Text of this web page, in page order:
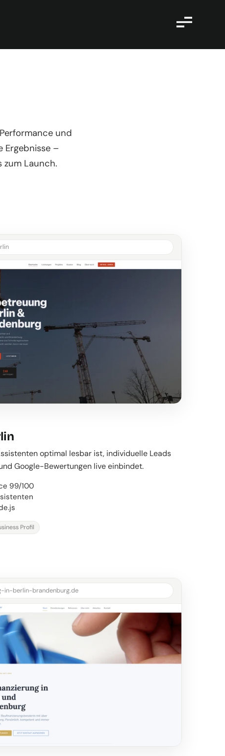
und
Ergebnisse –
Launch.
optimal lesbar ist, individuelle Leads
Google-Bewertungen live einbindet.
99/100
Profil
in-berlin-brandenburg.de